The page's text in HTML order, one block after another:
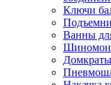
Ключи
Ванны
Домкраты